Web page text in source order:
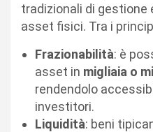
tradizionali di gestione
asset fisici. Tra i
Frazionabilità: è
asset in migliaia o
rendendolo
investitori.
Liquidità: beni